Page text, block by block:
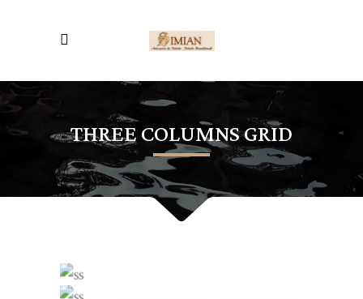
THREE COLUMNS GRID